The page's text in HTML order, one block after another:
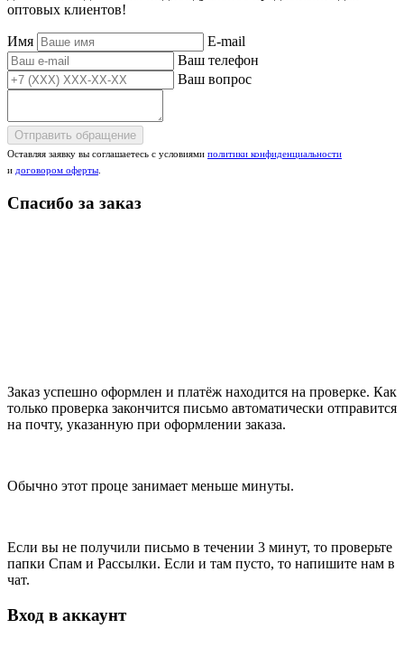
оптовых клиентов!
Имя
E-mail
Ваш телефон
Ваш вопрос
Отправить обращение
Оставляя заявку вы соглашаетесь с условиями политики конфиденциальности
и договором оферты
Спасибо за заказ
Заказ успешно оформлен и платёж находится на проверке. Как
только проверка закончится письмо автоматически отправится
на почту, указанную при оформлении заказа.
Обычно этот проце занимает меньше минуты.
Если вы не получили письмо в течении 3 минут, то проверьте
папки Спам и Рассылки. Если и там пусто, то напишите нам в
чат.
Вход в аккаунт